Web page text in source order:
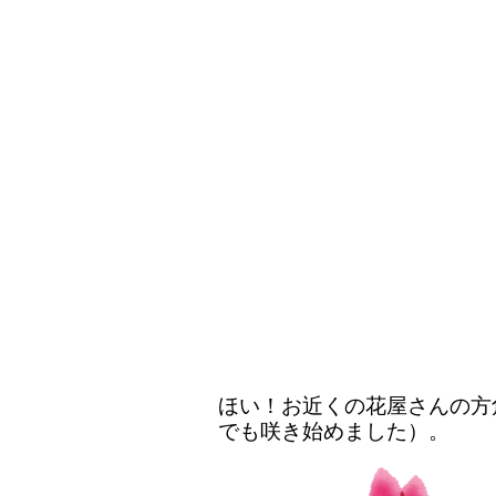
ほい！お近くの花屋さんの
でも咲き始めました）。